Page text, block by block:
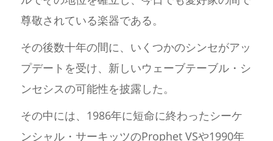
尊敬されている楽器である。
その後数十年の間に、いくつかのシンセがアッ
プデートを受け、新しいウェーブテーブル・シ
ンセシスの可能性を披露した。
その中には、1986年に短命に終わったシーケ
ンシャル・サーキッツのProphet VSや1990年